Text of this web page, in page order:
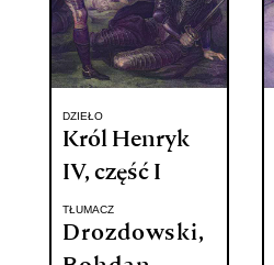
DZIEŁO
Król Henryk
IV, część I
TŁUMACZ
Drozdowski,